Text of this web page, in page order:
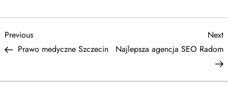
N
w
Previous
Post
Previous
Prawo medyczne Szczecin
Next
Najlepsza agencja SEO Radom